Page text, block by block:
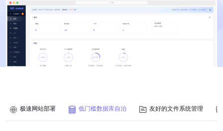
极速网站部署 低门槛数据库自治 友好的文件系统管理